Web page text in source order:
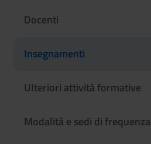
Docenti
Insegnamenti
Ulteriori attività formative
Modalità e sedi di frequenza